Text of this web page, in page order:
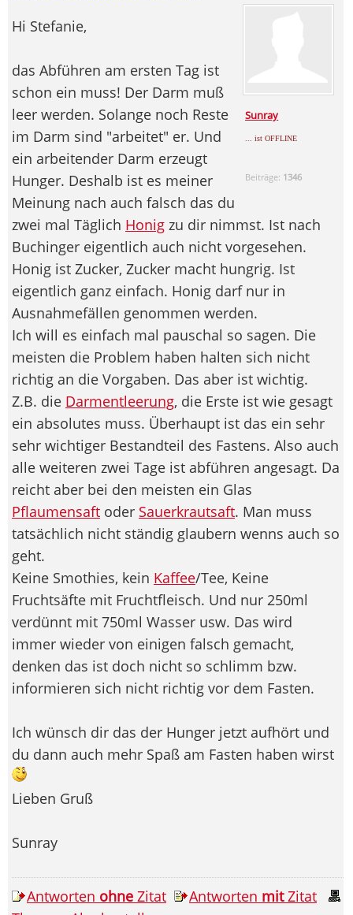
Sunray
... ist OFFLINE
Beiträge: 1346
Hi Stefanie,
das Abführen am ersten Tag ist
schon ein muss! Der Darm muß
leer werden. Solange noch Reste
im Darm sind "arbeitet" er. Und
ein arbeitender Darm erzeugt
Hunger. Deshalb ist es meiner
Meinung nach auch falsch das du
zwei mal Täglich Honig zu dir nimmst. Ist nach
Buchinger eigentlich auch nicht vorgesehen.
Honig ist Zucker, Zucker macht hungrig. Ist
eigentlich ganz einfach. Honig darf nur in
Ausnahmefällen genommen werden.
Ich will es einfach mal pauschal so sagen. Die
meisten die Problem haben halten sich nicht
richtig an die Vorgaben. Das aber ist wichtig.
Z.B. die Darmentleerung, die Erste ist wie gesagt
ein absolutes muss. Überhaupt ist das ein sehr
sehr wichtiger Bestandteil des Fastens. Also auch
alle weiteren zwei Tage ist abführen angesagt. Da
reicht aber bei den meisten ein Glas
Pflaumensaft oder Sauerkrautsaft. Man muss
tatsächlich nicht ständig glaubern wenns auch so
geht.
Keine Smothies, kein Kaffee/Tee, Keine
Fruchtsäfte mit Fruchtfleisch. Und nur 250ml
verdünnt mit 750ml Wasser usw. Das wird
immer wieder von einigen falsch gemacht,
denken das ist doch nicht so schlimm bzw.
informieren sich nicht richtig vor dem Fasten.
Ich wünsch dir das der Hunger jetzt aufhört und
du dann auch mehr Spaß am Fasten haben wirst
Lieben Gruß
Sunray
Antworten ohne Zitat Antworten mitZitat